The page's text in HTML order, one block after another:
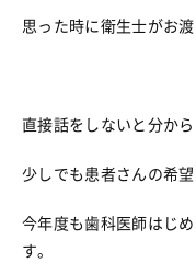
思った時に衛生士がお
直接話をしないと分か
少しでも患者さんの希望
今年度も歯科医師はじ
す。